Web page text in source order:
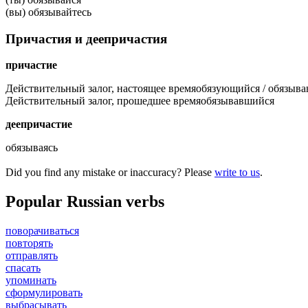
(вы) обязывайтесь
Причастия и деепричастия
причастие
Действительный залог, настоящее времяобязующийся /
Действительный залог, прошедшее времяобязывавшийся
деепричастие
обязываясь
Did you find any mistake or inaccuracy? Please write to us.
Popular Russian verbs
поворачиваться
повторять
отправлять
спасать
упоминать
сформулировать
выбрасывать